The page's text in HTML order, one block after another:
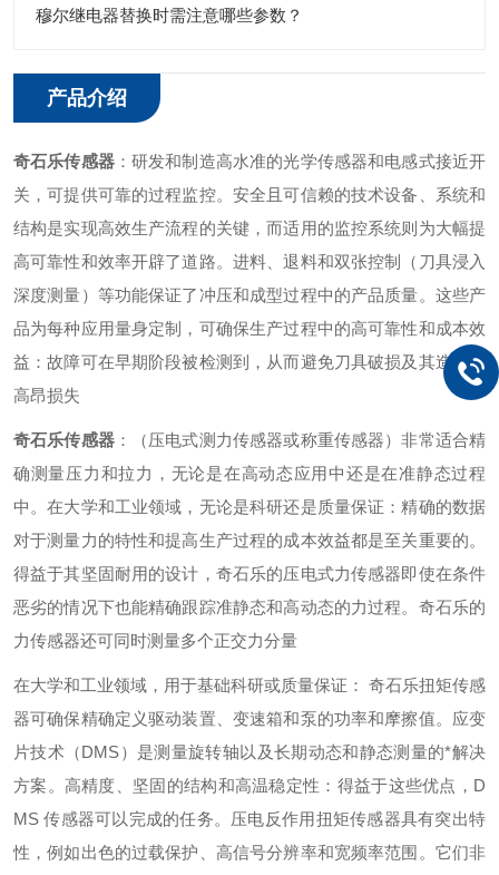
穆尔继电器替换时需注意哪些参数？
产品介绍
奇石乐传感器：研发和制造高水准的光学传感器和电感式接近开
关，可提供可靠的过程监控。安全且可信赖的技术设备、系统和
结构是实现高效生产流程的关键，而适用的监控系统则为大幅提
高可靠性和效率开辟了道路。进料、退料和双张控制（刀具浸入
深度测量）等功能保证了冲压和成型过程中的产品质量。这些产
品为每种应用量身定制，可确保生产过程中的高可靠性和成本效
益：故障可在早期阶段被检测到，从而避免刀具破损及其造成的
高昂损失
奇石乐传感器：（压电式测力传感器或称重传感器）非常适合精
确测量压力和拉力，无论是在高动态应用中还是在准静态过程
中。在大学和工业领域，无论是科研还是质量保证：精确的数据
对于测量力的特性和提高生产过程的成本效益都是至关重要的。
得益于其坚固耐用的设计，奇石乐的压电式力传感器即使在条件
恶劣的情况下也能精确跟踪准静态和高动态的力过程。奇石乐的
力传感器还可同时测量多个正交力分量
在大学和工业领域，用于基础科研或质量保证： 奇石乐扭矩传感
器可确保精确定义驱动装置、变速箱和泵的功率和摩擦值。应变
片技术（DMS）是测量旋转轴以及长期动态和静态测量的*解决
方案。高精度、坚固的结构和高温稳定性：得益于这些优点，D
MS 传感器可以完成的任务。压电反作用扭矩传感器具有突出特
性，例如出色的过载保护、高信号分辨率和宽频率范围。它们非